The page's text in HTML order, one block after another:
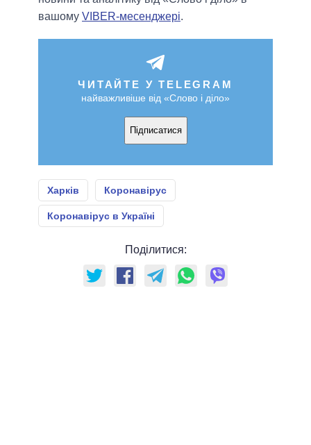
вашому VIBER-месенджері.
ЧИТАЙТЕ У TELEGRAM
найважливіше від «Слово і діло»
Підписатися
Харків Коронавірус
Коронавірус в Україні
Поділитися: